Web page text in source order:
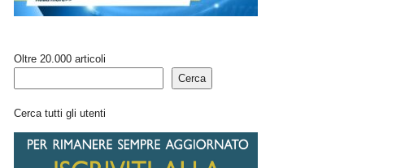
Oltre 20.000 articoli
Cerca
Cerca tutti gli utenti